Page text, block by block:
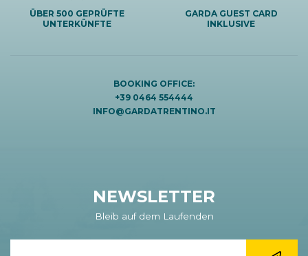
ÜBER 500 GEPRÜFTE
UNTERKÜNFTE
GARDA GUEST CARD
INKLUSIVE
BOOKING OFFICE:
+39 0464 554444
INFO@GARDATRENTINO.IT
NEWSLETTER
Bleib auf dem Laufenden